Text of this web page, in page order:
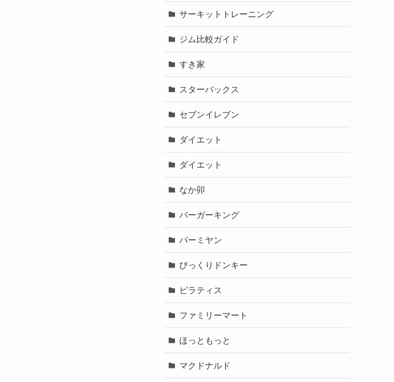
サーキットトレーニング
ジム比較ガイド
すき家
スターバックス
セブンイレブン
ダイエット
ダイエット
なか卯
バーガーキング
バーミヤン
びっくりドンキー
ピラティス
ファミリーマート
ほっともっと
マクドナルド